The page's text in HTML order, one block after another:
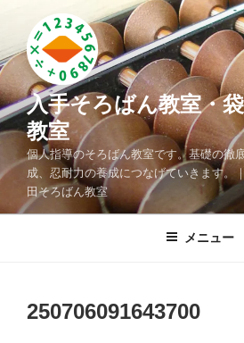
テ
ン
ツ
へ
ス
ッ
入手そろばん教室・
教室
個人指導のそろばん教室です。基礎の徹
成、忍耐力の養成につなげていきます。
田そろばん教室
メニュー
250706091643700